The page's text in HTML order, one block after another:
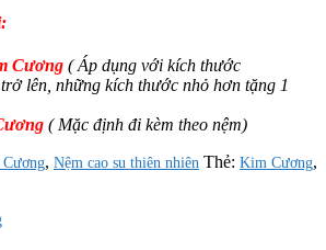
Cương ( Áp dụng với kích thước
lên, những kích thước nhỏ hơn tặng 1
( Mặc định đi kèm theo nệm)
, Nệm cao su thiên nhiên Thẻ: Kim Cương,